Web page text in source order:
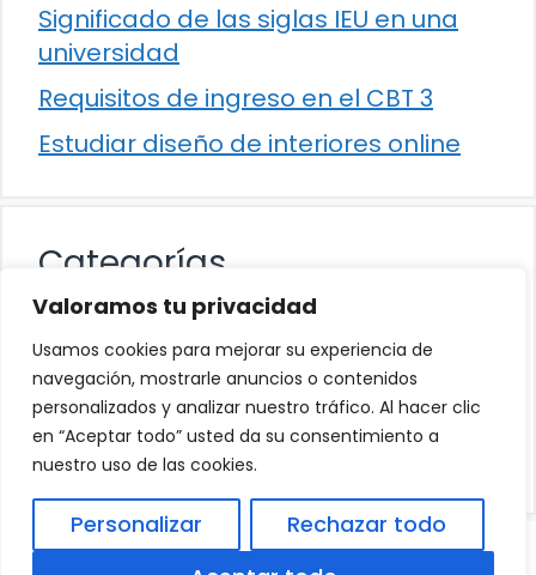
Valoramos tu privacidad
Usamos cookies para mejorar su experiencia de
navegación, mostrarle anuncios o contenidos
personalizados y analizar nuestro tráfico. Al hacer clic
en “Aceptar todo” usted da su consentimiento a
nuestro uso de las cookies.
Personalizar
Rechazar todo
Significado de las siglas IEU en una
universidad
Requisitos de ingreso en el CBT 3
Estudiar diseño de interiores online
Categorías
Cultura
Educación
Eventos
Trabajo
Política de Privacidad Aviso Legal|